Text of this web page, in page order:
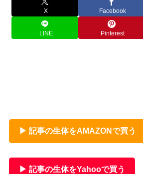
X Facebook
LINE Pinterest
▶ 記事の生体をAMAZONで買う
▶ 記事の生体をYahooで買う